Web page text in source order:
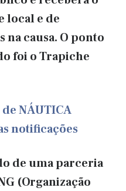
local e de
na causa. O ponto
foi o Trapiche
NÁUTICA
notificações
de uma parceria
(Organização